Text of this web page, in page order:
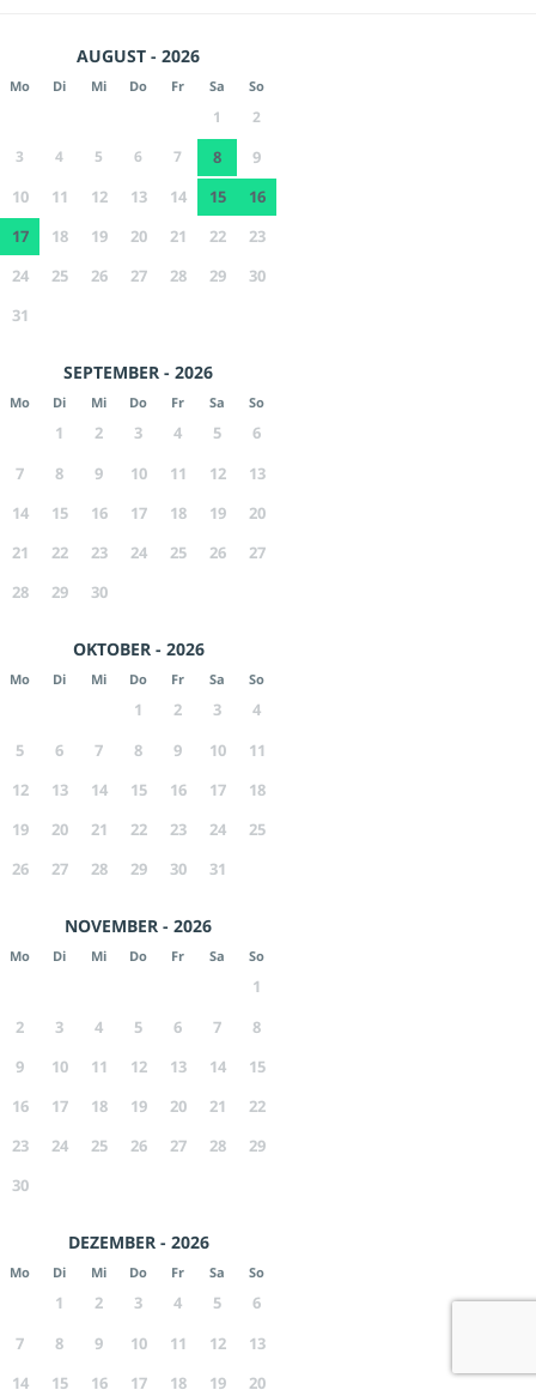
AUGUST - 2026
Mo Di Mi Do Fr Sa So
1
2
3
4 5 6 7 8
9
10
11 12 13 14 15
16
17
18 19 20 21 22
23
24
25 26 27 28 29
30
31
SEPTEMBER - 2026
Mo Di Mi Do Fr Sa So
1 2 3 4 5
6
7
8 9 10 11 12
13
14
15 16 17 18 19
20
21
22 23 24 25 26
27
28
29 30
OKTOBER - 2026
Mo Di Mi Do Fr Sa So
1 2 3
4
5
6 7 8 9 10
11
12
13 14 15 16 17
18
19
20 21 22 23 24
25
26
27 28 29 30 31
NOVEMBER - 2026
Mo Di Mi Do Fr Sa So
1
2
3 4 5 6 7
8
9
10 11 12 13 14
15
16
17 18 19 20 21
22
23
24 25 26 27 28
29
30
DEZEMBER - 2026
Mo Di Mi Do Fr Sa So
1 2 3 4 5
6
7
8 9 10 11 12
13
14
15 16 17 18 19 20